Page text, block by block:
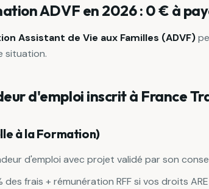
ADVF en 2026 : 0 € à
Assistant de Vie aux Familles (ADVF)
situation.
d'emploi inscrit à France
à la Formation)
d'emploi avec projet validé par son
des frais + rémunération RFF si vos droits